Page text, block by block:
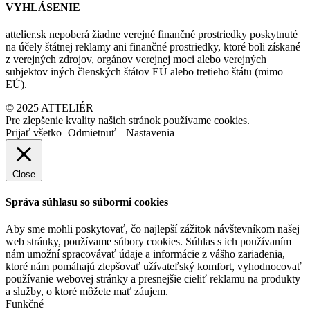
VYHLÁSENIE
attelier.sk nepoberá žiadne verejné finančné prostriedky poskytnuté
na účely štátnej reklamy ani finančné prostriedky, ktoré boli získané
z verejných zdrojov, orgánov verejnej moci alebo verejných
subjektov iných členských štátov EÚ alebo tretieho štátu (mimo
EÚ).
© 2025 ATTELIÉR
Pre zlepšenie kvality našich stránok používame cookies.
Prijať všetko Odmietnuť Nastavenia
Close
Správa súhlasu so súbormi cookies
Aby sme mohli poskytovať, čo najlepší zážitok návštevníkom našej
web stránky, používame súbory cookies. Súhlas s ich používaním
nám umožní spracovávať údaje a informácie z vášho zariadenia,
ktoré nám pomáhajú zlepšovať užívateľský komfort, vyhodnocovať
používanie webovej stránky a presnejšie cieliť reklamu na produkty
a služby, o ktoré môžete mať záujem.
Funkčné